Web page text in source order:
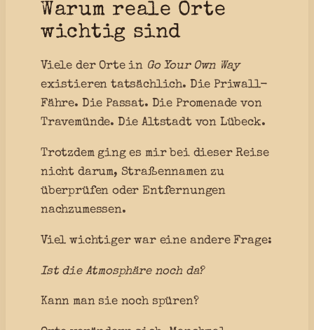
Warum reale Orte
wichtig sind
Viele der Orte in Go Your Own Way
existieren tatsächlich. Die Priwall-
Fähre. Die Passat. Die Promenade von
Travemünde. Die Altstadt von Lübeck.
Trotzdem ging es mir bei dieser Reise
nicht darum, Straßennamen zu
überprüfen oder Entfernungen
nachzumessen.
Viel wichtiger war eine andere Frage:
Ist die Atmosphäre noch da?
Kann man sie noch spüren?